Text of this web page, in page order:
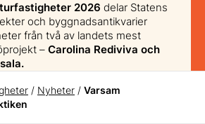
2026 delar Statens
och byggnadsantikvarier
från två av landets mest
– Carolina Rediviva och
/ Nyheter / Varsam